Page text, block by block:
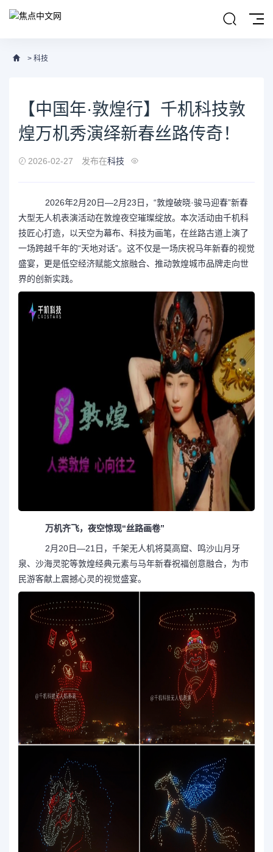
> 科技
【中国年·敦煌行】千机科技敦
煌万机秀演绎新春丝路传奇！
2026-02-27 发布在科技
2026年2月20日—2月23日，“敦煌破晓·骏马迎春”新春
大型无人机表演活动在敦煌夜空璀璨绽放。本次活动由千机科
技匠心打造，以天空为幕布、科技为画笔，在丝路古道上演了
一场跨越千年的“天地对话”。这不仅是一场庆祝马年新春的视觉
盛宴，更是低空经济赋能文旅融合、推动敦煌城市品牌走向世
界的创新实践。
万机齐飞，夜空惊现“丝路画卷”
2月20日—21日，千架无人机将莫高窟、鸣沙山月牙
泉、沙海灵驼等敦煌经典元素与马年新春祝福创意融合，为市
民游客献上震撼心灵的视觉盛宴。